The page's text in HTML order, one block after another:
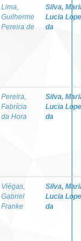
Lima,
Guilherme
Pereira de
Silva,
Lucia
da
Pereira,
Fabrícia
da Hora
Silva,
Lucia
da
Viégas,
Gabriel
Franke
Silva,
Lucia
da